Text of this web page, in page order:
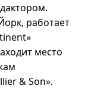
работает
место
& Son».